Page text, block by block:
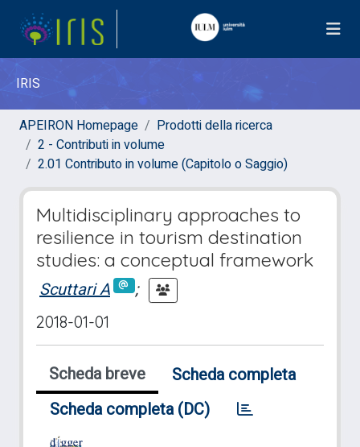
IRIS
APEIRON Homepage
Prodotti della ricerca
2 - Contributi in volume
2.01 Contributo in volume (Capitolo o Saggio)
Multidisciplinary approaches to
resilience in tourism destination
studies: a conceptual framework
Scuttari A
;
2018-01-01
Scheda breve
Scheda completa
Scheda completa (DC)